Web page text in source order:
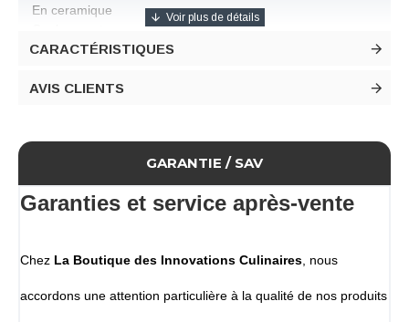
En ceramique
Couleur vert amande
Contenance 10 cl
Hauteur 60 mm
CARACTÉRISTIQUES
AVIS CLIENTS
GARANTIE / SAV
Garanties et service après-vente
Chez La Boutique des Innovations Culinaires , nous
accordons une attention particulière à la qualité de nos produits